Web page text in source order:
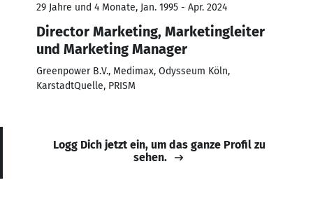
29 Jahre und 4 Monate, Jan. 1995 - Apr. 2024
Director Marketing, Marketingleiter
und Marketing Manager
Greenpower B.V., Medimax, Odysseum Köln,
KarstadtQuelle, PRISM
Logg Dich jetzt ein, um das ganze Profil zu
sehen.